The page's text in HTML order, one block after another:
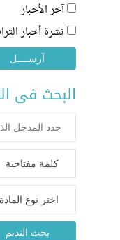
آخر الأخبار
نشرة أخبار
البحث فى